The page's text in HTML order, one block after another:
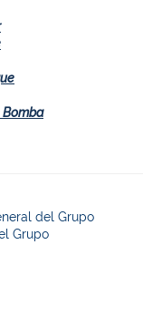
Bomba
del Grupo
Grupo